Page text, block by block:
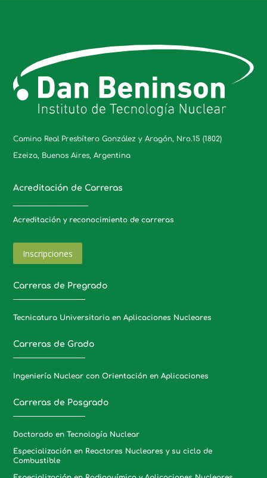
Camino Real Presbítero González y Aragón, Nro.15 (1802)
Ezeiza, Buenos Aires, Argentina
Acreditación de Carreras
Acreditación y reconocimiento de carreras
Inscripciones
Carreras de Pregrado
Tecnicatura Universitaria en Aplicaciones Nucleares
Carreras de Grado
Ingeniería Nuclear con Orientación en Aplicaciones
Carreras de Posgrado
Doctorado en Tecnología Nuclear
Especialización en Reactores Nucleares y su ciclo de
Combustible